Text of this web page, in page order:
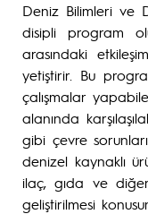
Deniz Bilimleri ve
disipli program
arasındaki
yetiştirir. Bu
çalışmalar
alanında
gibi çevre
denizel kaynaklı
ilaç, gıda ve
geliştirilmesi